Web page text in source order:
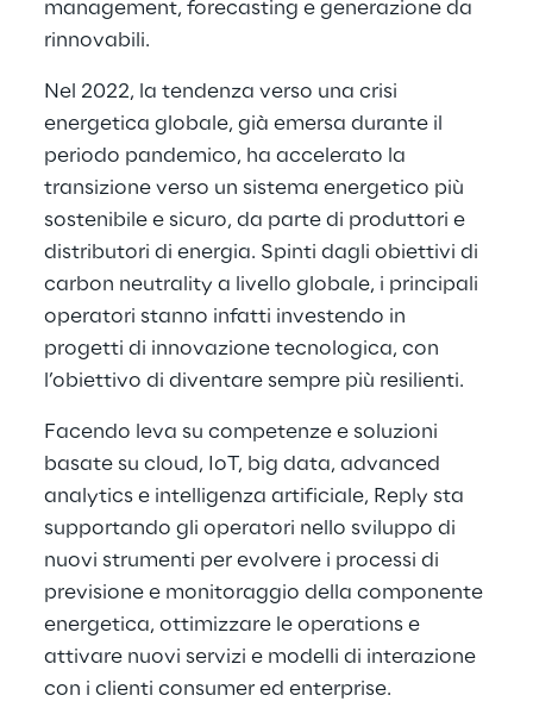
management, forecasting e generazione da
rinnovabili.
Nel 2022, la tendenza verso una crisi
energetica globale, già emersa durante il
periodo pandemico, ha accelerato la
transizione verso un sistema energetico più
sostenibile e sicuro, da parte di produttori e
distributori di energia. Spinti dagli obiettivi di
carbon neutrality a livello globale, i principali
operatori stanno infatti investendo in
progetti di innovazione tecnologica, con
l’obiettivo di diventare sempre più resilienti.
Facendo leva su competenze e soluzioni
basate su cloud, IoT, big data, advanced
analytics e intelligenza artificiale, Reply sta
supportando gli operatori nello sviluppo di
nuovi strumenti per evolvere i processi di
previsione e monitoraggio della componente
energetica, ottimizzare le operations e
attivare nuovi servizi e modelli di interazione
con i clienti consumer ed enterprise.